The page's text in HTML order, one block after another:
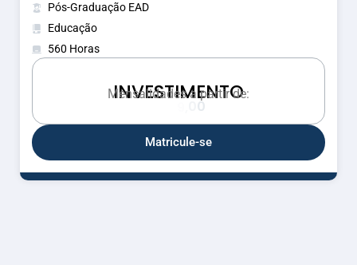
Pós-Graduação EAD
Educação
560 Horas
INVESTIMENTO
Mensalidades a partir de:
Mensais
Matricule-se